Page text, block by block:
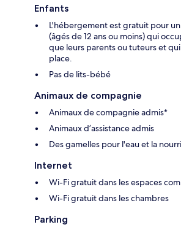
Enfants
L'hébergement est gratuit pour
(âgés de 12 ans ou moins) qui
que leurs parents ou tuteurs et
place.
Pas de lits-bébé
Animaux de compagnie
Animaux de compagnie admis*
Animaux d’assistance admis
Des gamelles pour l'eau et la
Internet
Wi-Fi gratuit dans les espaces
Wi-Fi gratuit dans les chambres
Parking